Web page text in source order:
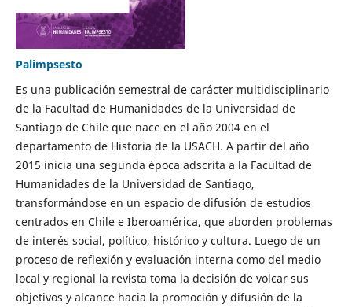
Palimpsesto
Es una publicación semestral de carácter multidisciplinario
de la Facultad de Humanidades de la Universidad de
Santiago de Chile que nace en el año 2004 en el
departamento de Historia de la USACH. A partir del año
2015 inicia una segunda época adscrita a la Facultad de
Humanidades de la Universidad de Santiago,
transformándose en un espacio de difusión de estudios
centrados en Chile e Iberoamérica, que aborden problemas
de interés social, político, histórico y cultura. Luego de un
proceso de reflexión y evaluación interna como del medio
local y regional la revista toma la decisión de volcar sus
objetivos y alcance hacia la promoción y difusión de la